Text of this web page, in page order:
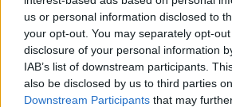
us or personal information disclosed to
your opt-out. You may separately opt-
disclosure of your personal information
IAB’s list of downstream participants.
also be disclosed by us to third parties
Downstream Participants that may
9 1
Servizi / Posizione